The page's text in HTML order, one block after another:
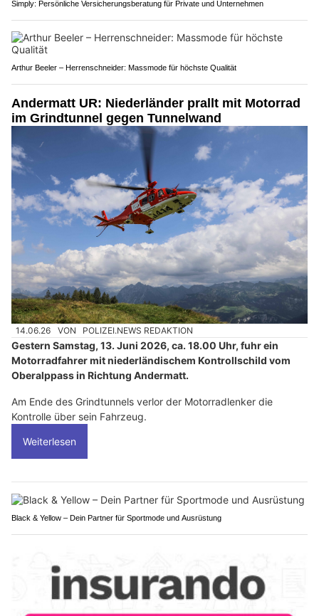
Simply: Persönliche Versicherungsberatung für Private und Unternehmen
Arthur Beeler – Herrenschneider: Massmode für höchste Qualität
Andermatt UR: Niederländer prallt mit Motorrad
im Grindtunnel gegen Tunnelwand
14.06.26 VON POLIZEI.NEWS REDAKTION
Gestern Samstag, 13. Juni 2026, ca. 18.00 Uhr, fuhr ein
Motorradfahrer mit niederländischem Kontrollschild vom
Oberalppass in Richtung Andermatt.
Am Ende des Grindtunnels verlor der Motorradlenker die
Kontrolle über sein Fahrzeug.
Weiterlesen
Black & Yellow – Dein Partner für Sportmode und Ausrüstung